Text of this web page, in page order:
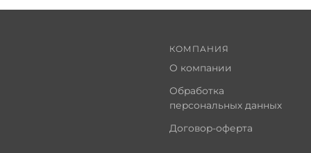
КОМПАНИЯ
О компании
Обработка
персональных данных
Договор-оферта